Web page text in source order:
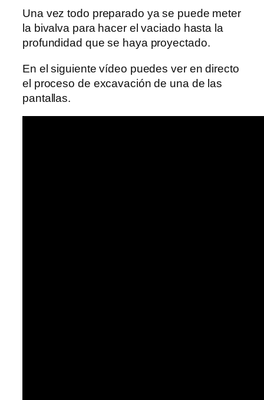
Una vez todo preparado ya se puede meter
la bivalva para hacer el vaciado hasta la
profundidad que se haya proyectado.
En el siguiente vídeo puedes ver en directo
el proceso de excavación de una de las
pantallas.